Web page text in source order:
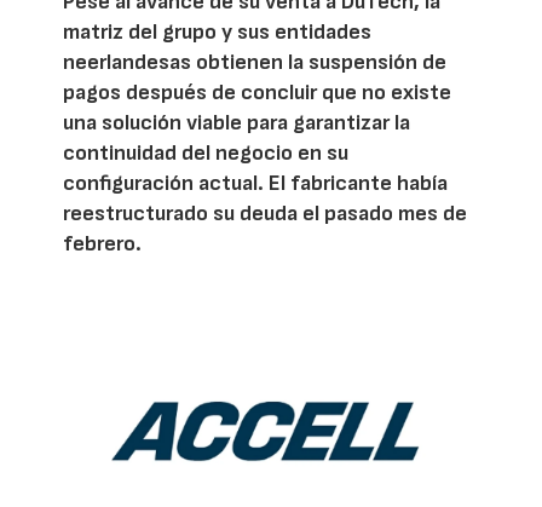
matriz del grupo y sus entidades
neerlandesas obtienen la suspensión de
pagos después de concluir que no existe
una solución viable para garantizar la
continuidad del negocio en su
configuración actual. El fabricante había
reestructurado su deuda el pasado mes de
febrero.